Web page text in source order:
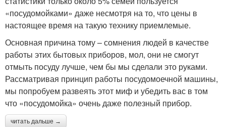
«посудомойками» даже несмотря на то, что цены в
настоящее время на такую технику приемлемые.
Основная причина тому – сомнения людей в качестве
работы этих бытовых приборов, мол, они не смогут
отмыть посуду лучше, чем бы мы сделали это руками.
Рассматривая принцип работы посудомоечной машины,
мы попробуем развеять этот миф и убедить вас в том
что «посудомойка» очень даже полезный прибор.
читать дальше →